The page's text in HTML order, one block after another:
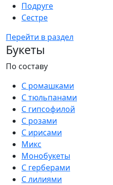
Подруге
Сестре
Перейти в раздел
Букеты
По составу
С ромашками
С тюльпанами
С гипсофилой
С розами
С ирисами
Микс
Монобукеты
С герберами
С лилиями